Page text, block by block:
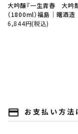
大吟醸『一生青春 大吟
（1800ml）福島│曙酒造
6,844円(税込)
payment お支払い方法